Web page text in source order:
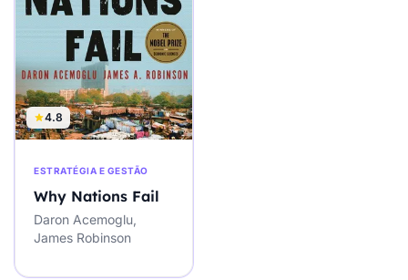
4.8
ESTRATÉGIA E GESTÃO
Why Nations Fail
Daron Acemoglu,
James Robinson